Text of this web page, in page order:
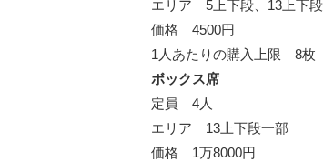
エリア 5上下段、13上下段
価格 4500円
1人あたりの購入上限 8枚
ボックス席
定員 4人
エリア 13上下段一部
価格 1万8000円